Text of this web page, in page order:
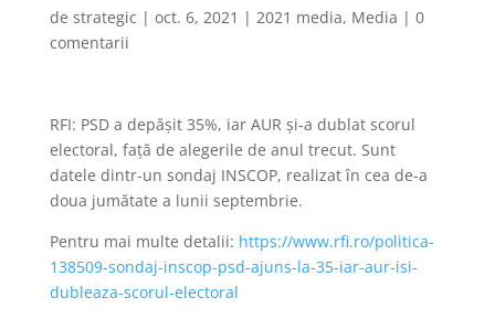
de strategic | oct. 6, 2021 | 2021 media, Media | 0
comentarii
RFI: PSD a depășit 35%, iar AUR și-a dublat scorul
electoral, față de alegerile de anul trecut. Sunt
datele dintr-un sondaj INSCOP, realizat în cea de-a
doua jumătate a lunii septembrie.
Pentru mai multe detalii: https://www.rfi.ro/politica-
138509-sondaj-inscop-psd-ajuns-la-35-iar-aur-isi-
dubleaza-scorul-electoral